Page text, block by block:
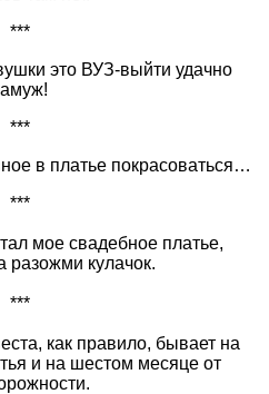
***
это ВУЗ-выйти удачно
***
в платье покрасоваться…
***
мое свадебное платье,
разожми кулачок.
***
как правило, бывает на
и на шестом месяце от